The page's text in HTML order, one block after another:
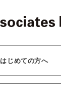
はじめての方へ